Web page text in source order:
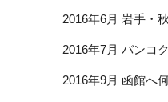
2016年6月 岩手・
2016年7月 バンコ
2016年9月 函館へ